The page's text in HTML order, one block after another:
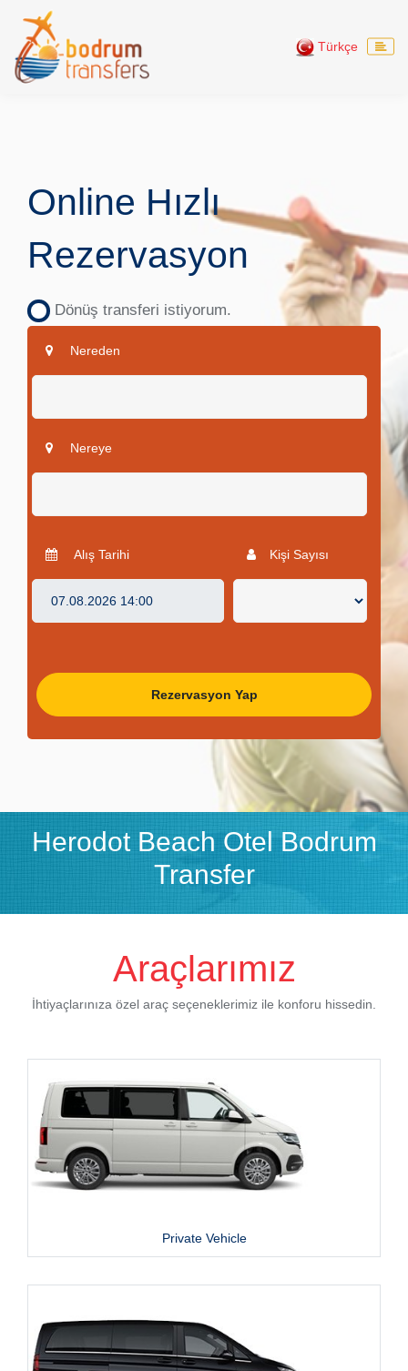
Türkçe
Online Hızlı
Rezervasyon
Dönüş transferi istiyorum.
Nereden
Nereye
Alış Tarihi Kişi Sayısı
Rezervasyon Yap
Herodot Beach Otel Bodrum
Transfer
Araçlarımız
İhtiyaçlarınıza özel araç seçeneklerimiz ile konforu hissedin.
Private Vehicle